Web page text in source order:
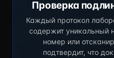
Проверка
Каждый протокол
содержит уникальный
номер или
подтвердит, что